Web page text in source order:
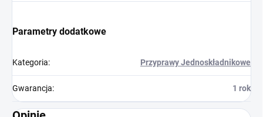
Parametry dodatkowe
Kategoria: Przyprawy Jednoskładnikowe
Gwarancja: 1 rok